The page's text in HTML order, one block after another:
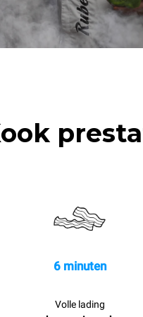
6 minuten
Volle lading